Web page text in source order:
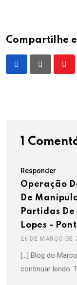
Compartilhe
1
Responder
Operação
De
Partidas
Lopes -
26 DE MARÇO DE
[…] Blog do
continuar lendo.